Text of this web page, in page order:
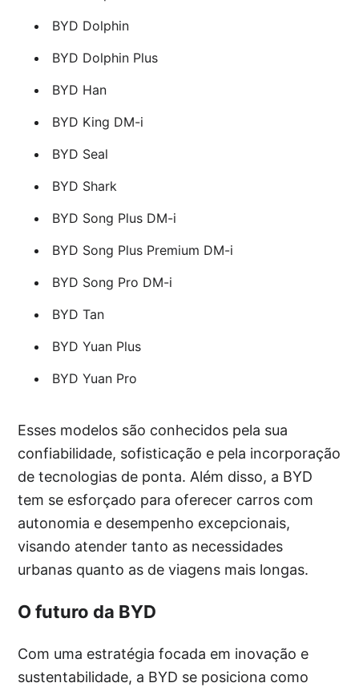
BYD Dolphin
BYD Dolphin Plus
BYD Han
BYD King DM-i
BYD Seal
BYD Shark
BYD Song Plus DM-i
BYD Song Plus Premium DM-i
BYD Song Pro DM-i
BYD Tan
BYD Yuan Plus
BYD Yuan Pro
Esses modelos são conhecidos pela sua
confiabilidade, sofisticação e pela incorporação
de tecnologias de ponta. Além disso, a BYD
tem se esforçado para oferecer carros com
autonomia e desempenho excepcionais,
visando atender tanto as necessidades
urbanas quanto as de viagens mais longas.
O futuro da BYD
Com uma estratégia focada em inovação e
sustentabilidade, a BYD se posiciona como